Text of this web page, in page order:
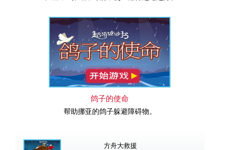
鸽子的使命
帮助挪亚的鸽子躲避障碍物。
方舟大救援